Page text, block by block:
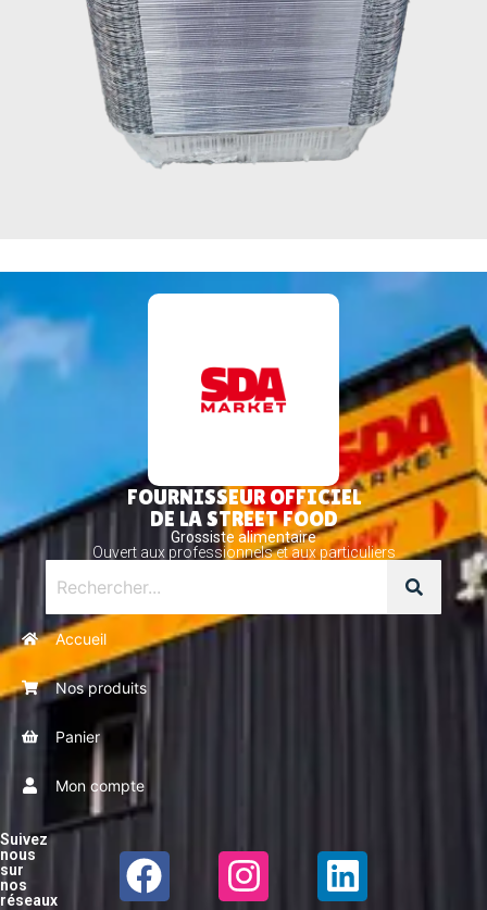
FOURNISSEUR OFFICIEL
DE LA STREET FOOD
Grossiste alimentaire
Ouvert aux professionnels et aux particuliers
Accueil
Nos produits
Panier
Mon compte
Suivez
nous
sur
nos
réseaux